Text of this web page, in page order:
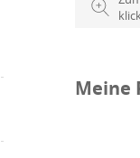
Meine